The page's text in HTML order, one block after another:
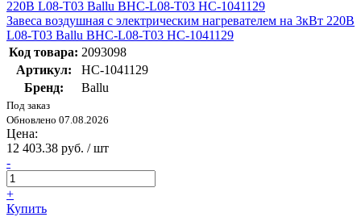
Завеса воздушная с электрическим нагревателем на 3кВт 220В
L08-T03 Ballu BHC-L08-T03 НС-1041129
Код товара: 2093098
Артикул:
НС-1041129
Бренд:
Ballu
Под заказ
Обновлено 07.08.2026
Цена:
12 403.38 руб. / шт
-
+
Купить